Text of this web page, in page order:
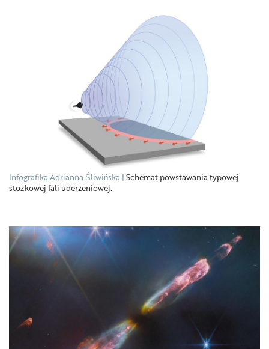
Infografika Adrianna Śliwińska Schemat powstawania typowej
stożkowej fali uderzeniowej.